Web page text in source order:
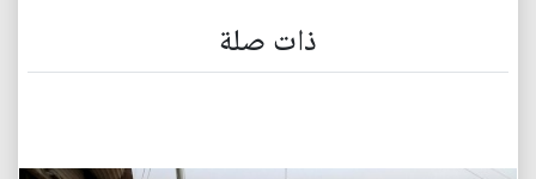
ذات صلة